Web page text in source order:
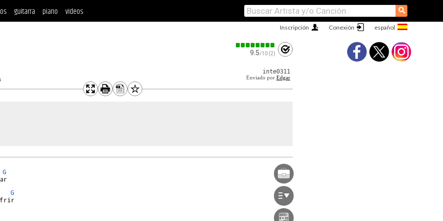
guitarra piano videos ⚲
Conexión
Inscripción
9.5/10 (2)
inte0311
Enviado por Edgar
G
G